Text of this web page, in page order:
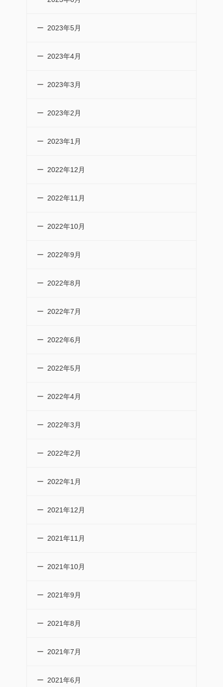
2023年5月
2023年4月
2023年3月
2023年2月
2023年1月
2022年12月
2022年11月
2022年10月
2022年9月
2022年8月
2022年7月
2022年6月
2022年5月
2022年4月
2022年3月
2022年2月
2022年1月
2021年12月
2021年11月
2021年10月
2021年9月
2021年8月
2021年7月
2021年6月